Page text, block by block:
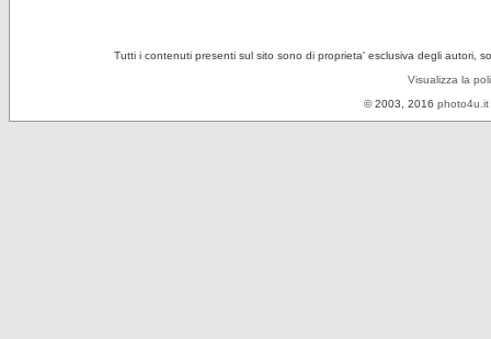
Tutti i contenuti presenti sul sito sono di proprieta' esclusiva degli autori,
Visualizza la
© 2003, 2016 photo4u.it